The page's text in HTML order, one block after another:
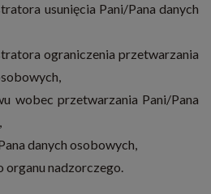
usunięcia Pani/Pana danych
ograniczenia przetwarzania
wobec przetwarzania Pani/Pana
danych osobowych,
organu nadzorczego.